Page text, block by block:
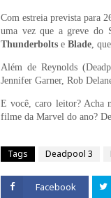
Com estreia prevista para
uma vez que a greve do
Thunderbolts e Blade,
Além de Reynolds
Jennifer Garner, Rob
E você, caro leitor? Acha
filme da Marvel do ano?
Tags Deadpool 3
Facebook